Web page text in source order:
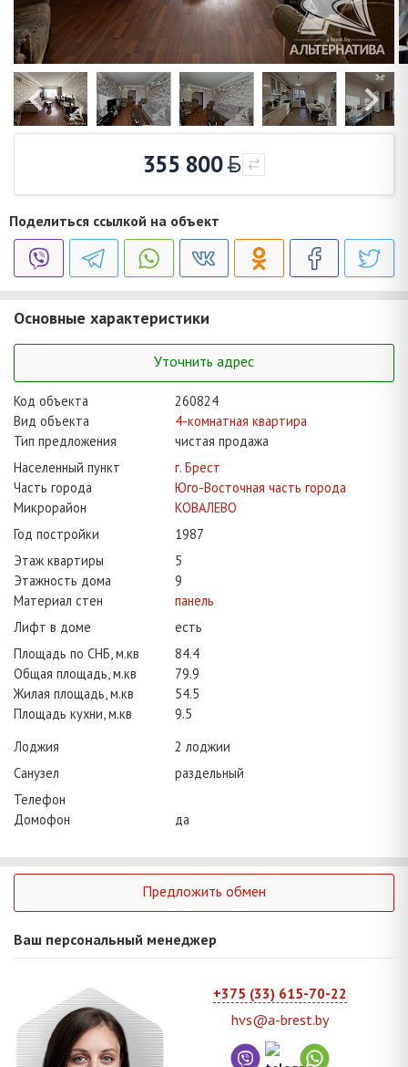
355 800
Поделиться ссылкой на объект
Основные характеристики
Уточнить адрес
Код объекта
260824
Вид объекта
4-комнатная квартира
Тип предложения
чистая продажа
Населенный пункт
г. Брест
Часть города
Юго-Восточная часть города
Микрорайон
КОВАЛЕВО
Год постройки
1987
Этаж квартиры
5
Этажность дома
9
Материал стен
панель
Лифт в доме
есть
Площадь по СНБ, м.кв
84.4
Общая площадь, м.кв
79.9
Жилая площадь, м.кв
54.5
Площадь кухни, м.кв
9.5
Лоджия
2 лоджии
Санузел
раздельный
Телефон
Домофон
да
Предложить обмен
Ваш персональный менеджер
+375 (33) 615-70-22
hvs@a-brest.by